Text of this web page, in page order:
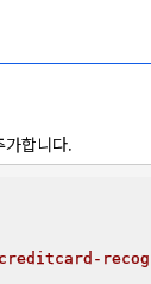
합니다.
creditcard-